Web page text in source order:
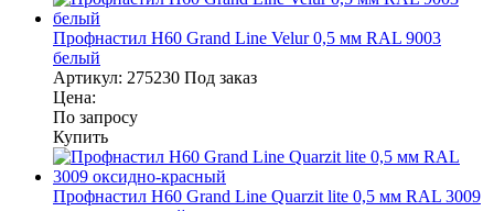
Профнастил Н60 Grand Line Velur 0,5 мм RAL 9003
белый
Артикул: 275230 Под заказ
Цена:
По запросу
Купить
Профнастил Н60 Grand Line Quarzit lite 0,5 мм RAL 3009